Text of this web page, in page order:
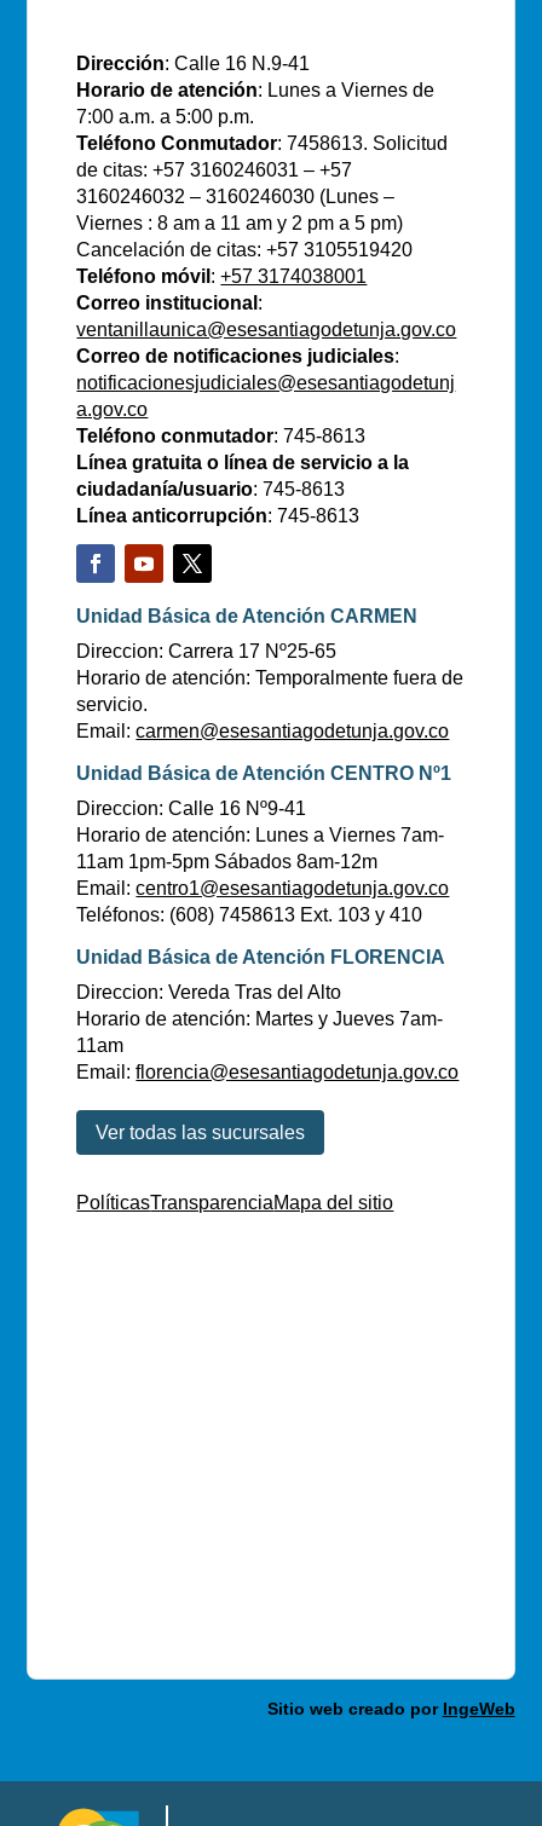
Dirección: Calle 16 N.9-41
Horario de atención: Lunes a Viernes de
7:00 a.m. a 5:00 p.m.
Teléfono Conmutador: 7458613. Solicitud
de citas: +57 3160246031 – +57
3160246032 – 3160246030 (Lunes –
Viernes : 8 am a 11 am y 2 pm a 5 pm)
Cancelación de citas: +57 3105519420
Teléfono móvil :+57 3174038001
Correo institucional :
ventanillaunica@esesantiagodetunja.gov.co
Correo de notificaciones judiciales:
notificacionesjudiciales@esesantiagodetunj
a.gov.co
Teléfono conmutador: 745-8613
Línea gratuita o línea de servicio a la
ciudadanía/usuario: 745-8613
Línea anticorrupción: 745-8613
Unidad Básica de Atención CARMEN
Direccion: Carrera 17 Nº25-65
Horario de atención: Temporalmente fuera de
servicio.
Email:carmen@esesantiagodetunja.gov.co
Unidad Básica de Atención CENTRO Nº1
Direccion: Calle 16 Nº9-41
Horario de atención: Lunes a Viernes 7am-
11am 1pm-5pm Sábados 8am-12m
Email:centro1@esesantiagodetunja.gov.co
Teléfonos: (608) 7458613 Ext. 103 y 410
Unidad Básica de Atención FLORENCIA
Direccion: Vereda Tras del Alto
Horario de atención: Martes y Jueves 7am-
11am
Email:florencia@esesantiagodetunja.gov.co
Ver todas las sucursales
PolíticasTransparenciaMapa del sitio
Sitio web creado por IngeWeb